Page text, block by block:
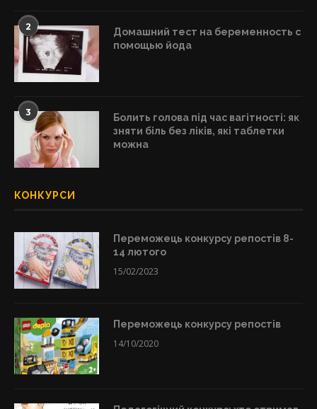
2
Домашний тест на беременность с
помощью йода
3
Болить голова під час вагітності: як
зняти біль без ліків, які таблетки
можна
КОНКУРСИ
Переможець конкурсу репостів 8-
14 лютого
15/02/2023
Переможець конкурсу репостів
14/10/2020